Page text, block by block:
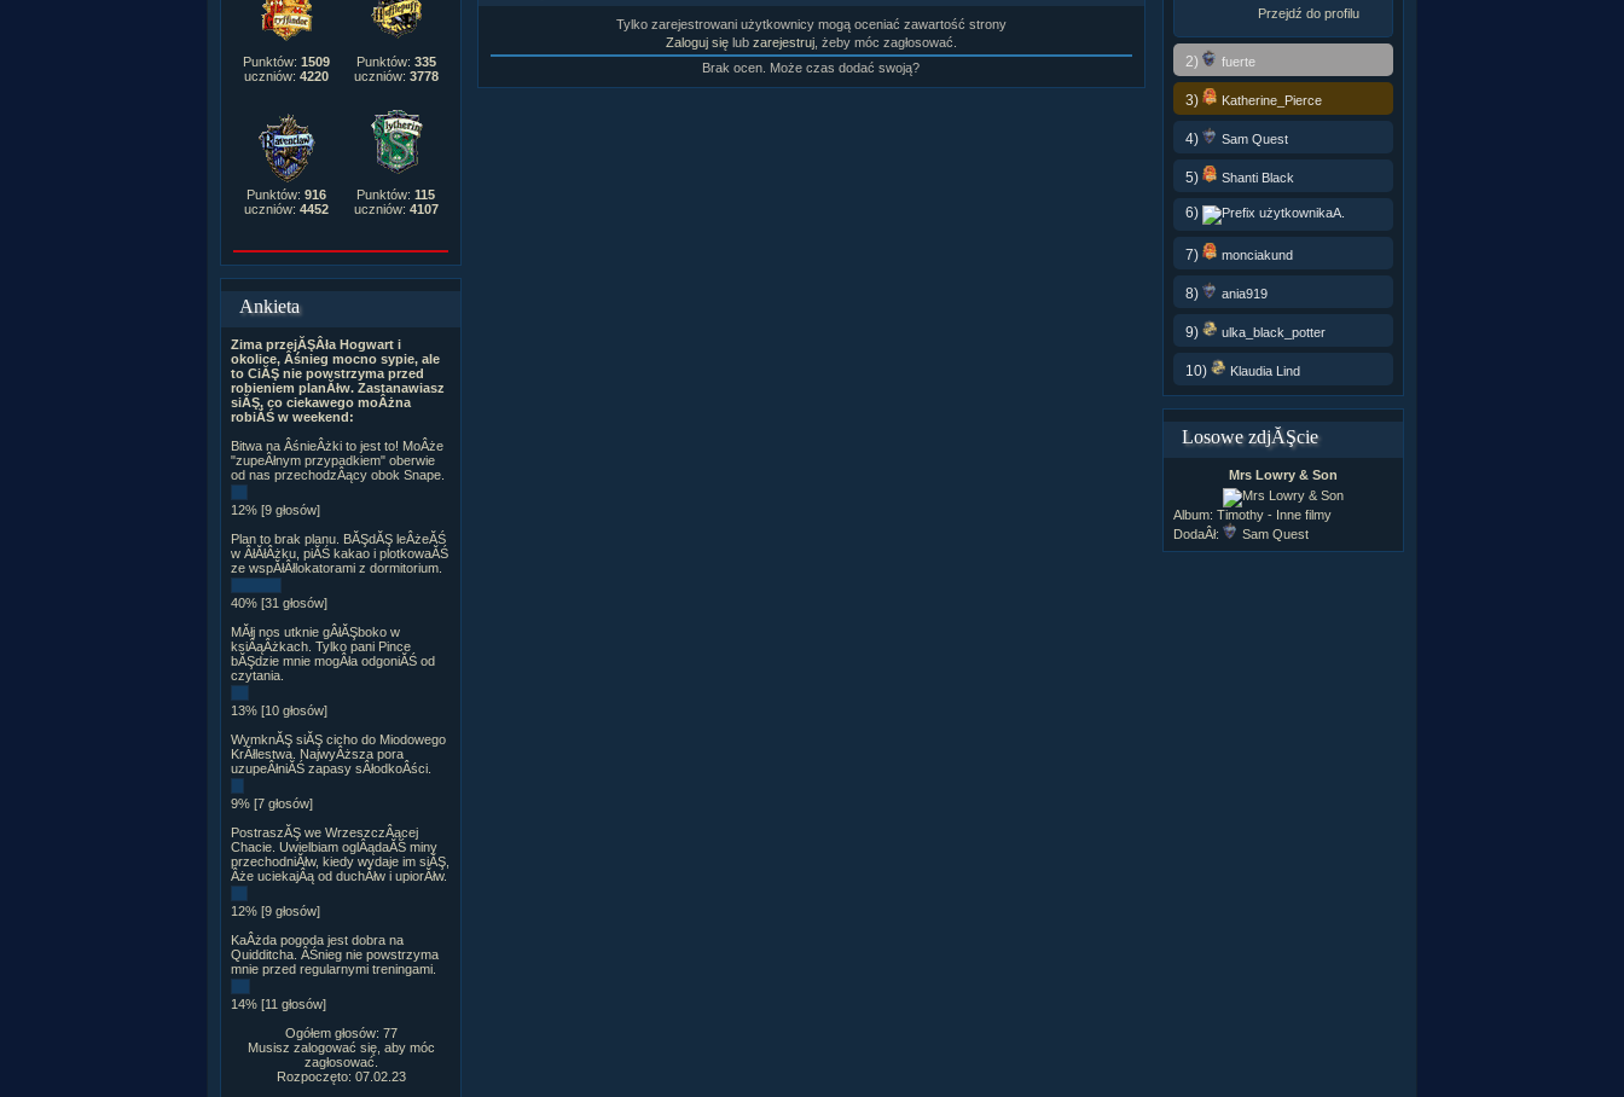
Punktów: 1509
uczniów: 4220
Punktów: 335
uczniów: 3778
Punktów: 916
uczniów: 4452
Punktów: 115
uczniów: 4107
Ankieta
Zima przejĂŞÂła Hogwart i
okolice, Âśnieg mocno sypie, ale
to CiĂŞ nie powstrzyma przed
robieniem planĂłw. Zastanawiasz
siĂŞ, co ciekawego moÂżna
robiĂŚ w weekend:
Bitwa na ÂśnieÂżki to jest to! MoÂże
"zupeÂłnym przypadkiem" oberwie
od nas przechodzÂący obok Snape.
12% [9 głosów]
Plan to brak planu. BĂŞdĂŞ leÂżeĂŚ
w ÂłĂłÂżku, piĂŚ kakao i plotkowaĂŚ
ze wspĂłÂłlokatorami z dormitorium.
40% [31 głosów]
MĂłj nos utknie gÂłĂŞboko w
ksiÂąÂżkach. Tylko pani Pince
bĂŞdzie mnie mogÂła odgoniĂŚ od
czytania.
13% [10 głosów]
WymknĂŞ siĂŞ cicho do Miodowego
KrĂłlestwa. NajwyÂższa pora
uzupeÂłniĂŚ zapasy sÂłodkoÂści.
9% [7 głosów]
PostraszĂŞ we WrzeszczÂącej
Chacie. Uwielbiam oglÂądaĂŚ miny
przechodniĂłw, kiedy wydaje im siĂŞ,
Âże uciekajÂą od duchĂłw i upiorĂłw.
12% [9 głosów]
KaÂżda pogoda jest dobra na
Quidditcha. ÂŚnieg nie powstrzyma
mnie przed regularnymi treningami.
14% [11 głosów]
Ogółem głosów: 77
Musisz zalogować się, aby móc
zagłosować.
Rozpoczęto: 07.02.23
Tylko zarejestrowani użytkownicy mogą oceniać zawartość strony
Zaloguj sięlub zarejestruj, żeby móc zagłosować.
Brak ocen. Może czas dodać swoją?
Przejdź do profilu
2) fuerte
3) Katherine_Pierce
4) Sam Quest
5) Shanti Black
6) A.
7) monciakund
8) ania919
9) ulka_black_potter
10) Klaudia Lind
Losowe zdjĂŞcie
Mrs Lowry & Son
Album: Timothy - Inne filmy
DodaÂł:
Sam Quest